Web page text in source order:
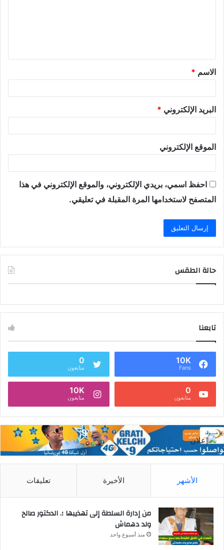
ق
*
الاسم *
البريد الإلكتروني *
الموقع الإلكتروني
احفظ اسمي، بريدي الإلكتروني، والموقع الإلكتروني في هذا
المتصفح لاستخدامها المرة المقبلة في تعليقي.
حالة الطقس
تابعنا
10K
Fans
0
متابعون
0
متابعون
10K
متابعون
الأشهر الأخيرة تعليقات
من إدارة السلطة إلى تهذيبها ؛. الدكتور صالح
ولد دهماش
منذ أسبوع واحد